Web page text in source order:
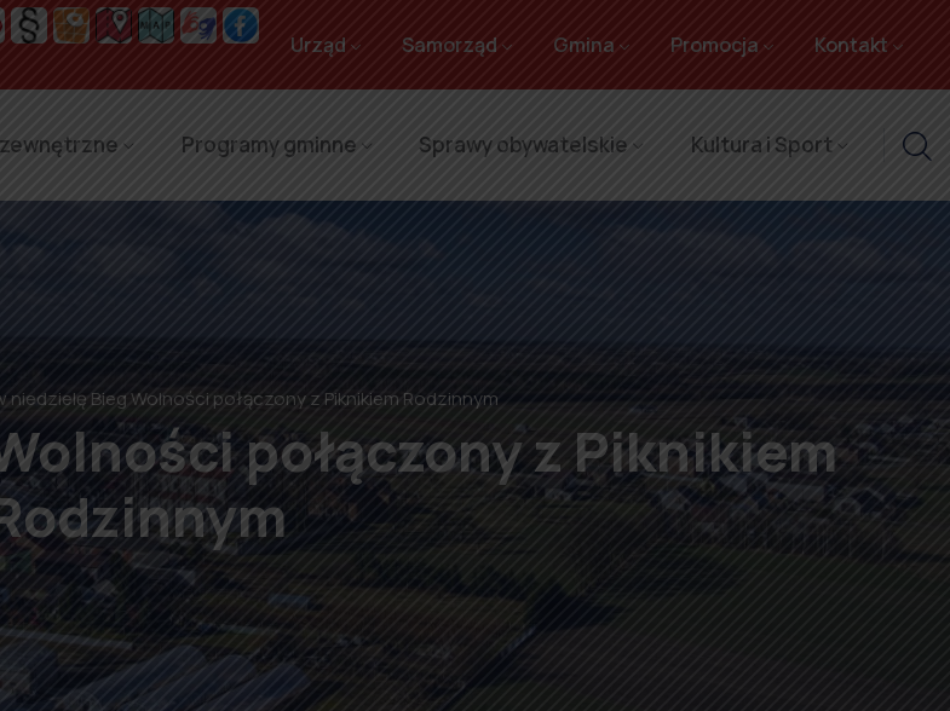
Urząd Samorząd Gmina Promocja Kontakt
Programy gminne Sprawy obywatelskie Kultura i Sport
niedzielę Bieg Wolności połączony z Piknikiem Rodzinnym
połączony z Piknikiem